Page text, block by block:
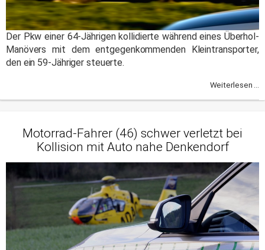
Der Pkw einer 64-Jährigen kollidierte während eines Überhol-
Manövers mit dem entgegenkommenden Kleintransporter,
den ein 59-Jähriger steuerte.
Weiterlesen ...
Motorrad-Fahrer (46) schwer verletzt bei
Kollision mit Auto nahe Denkendorf